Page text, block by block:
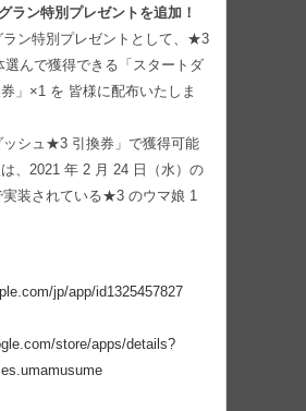
ラン特別プレゼントを追加！
ラン特別プレゼントとして、★3
選んで獲得できる「スタートダ
」×1 を 皆様に配布いたしま
シュ★3 引換券」で獲得可能
、2021 年 2 月 24 日（水）の
実装されている★3 のウマ娘 1
jp/app/id1325457827
store/apps/details?